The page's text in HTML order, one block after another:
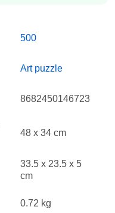
500
Art puzzle
8682450146723
48 x 34 cm
33.5 x 23.5 x 5
cm
0.72 kg